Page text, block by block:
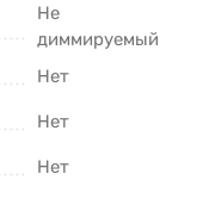
Не
диммируемый
Нет
Нет
Нет